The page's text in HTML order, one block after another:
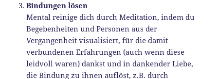
Bindungen lösen
Mental reinige dich durch Meditation, indem du
Begebenheiten und Personen aus der
Vergangenheit visualisiert, für die damit
verbundenen Erfahrungen (auch wenn diese
leidvoll waren) dankst und in dankender Liebe,
die Bindung zu ihnen auflöst, z.B. durch